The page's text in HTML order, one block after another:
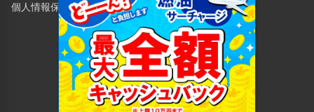
個人情報保護方針
Copyright © 1998 Lawson Entertainment, Inc.